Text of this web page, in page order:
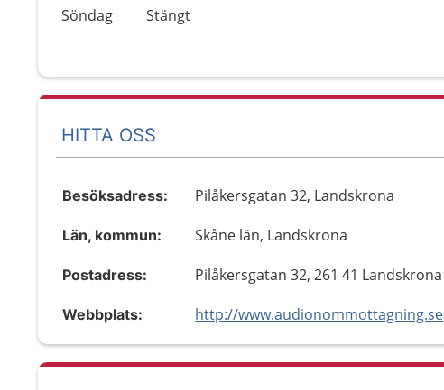
Söndag
Stängt
HITTA OSS
Besöksadress: Pilåkersgatan 32, Landskrona
Län, kommun: Skåne län, Landskrona
Postadress: Pilåkersgatan 32, 261 41 Landskrona
Webbplats: http://www.audionommottagning.se